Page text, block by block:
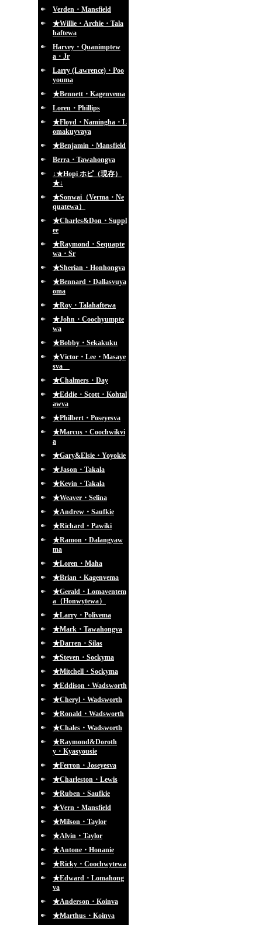
Verden・Mansfield
★Willie・Archie・Tala
haftewa
Harvey・Quanimptew
a・Jr
Larry (Lawrence)・Poo
youma
★Bennett・Kagenvema
Loren・Phillips
★Floyd・Namingha・L
omakuyvaya
★Benjamin・Mansfield
Berra・Tawahongva
↓★Hopi ホピ（現存）
★↓
★Sonwai（Verma・Ne
quatewa）
★Charles&Don・Suppl
ee
★Raymond・Sequapte
wa・Sr
★Sherian・Honhongva
★Bennard・Dallasvuya
oma
★Roy・Talahaftewa
★John・Coochyumpte
wa
★Bobby・Sekakuku
★Victor・Lee・Masaye
sva
★Chalmers・Day
★Eddie・Scott・Kohtal
awva
★Philbert・Poseyesva
★Marcus・Coochwikvi
a
★Gary&Elsie・Yoyokie
★Jason・Takala
★Kevin・Takala
★Weaver・Selina
★Andrew・Saufkie
★Richard・Pawiki
★Ramon・Dalangyaw
ma
★Loren・Maha
★Brian・Kagenvema
★Gerald・Lomaventem
a（Honwytewa）
★Larry・Polivema
★Mark・Tawahongva
★Darren・Silas
★Steven・Sockyma
★Mitchell・Sockyma
★Eddison・Wadsworth
★Cheryl・Wadsworth
★Ronald・Wadsworth
★Chales・Wadsworth
★Raymond&Doroth
y・Kyasyousie
★Ferron・Joseyesva
★Charleston・Lewis
★Ruben・Saufkie
★Vern・Mansfield
★Milson・Taylor
★Alvin・Taylor
★Antone・Honanie
★Ricky・Coochwytewa
★Edward・Lomahong
va
★Anderson・Koinva
★Marthus・Koinva